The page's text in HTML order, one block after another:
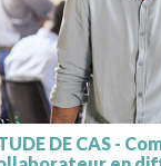
DE CAS -